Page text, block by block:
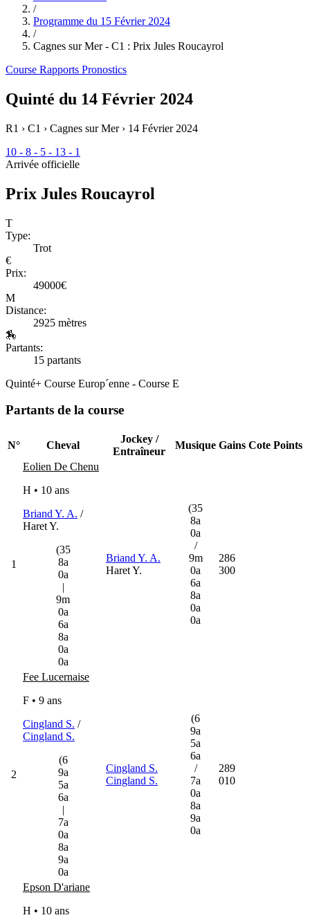
/
Programme du 15 Février 2024
/
Cagnes sur Mer - C1 : Prix Jules Roucayrol
Course Rapports Pronostics
Quinté du 14 Février 2024
R1 › C1 › Cagnes sur Mer › 14 Février 2024
10 - 8 - 5 - 13 - 1
Arrivée officielle
Prix Jules Roucayrol
T
Type:
Trot
€
Prix:
49000€
M
Distance:
2925 mètres
🏇
Partants:
15 partants
Quinté+ Course Europ´enne - Course E
Partants de la course
N° Cheval
Jockey /
Entraîneur
Musique Gains Cote Points
1
Eolien De Chenu
H • 10 ans
Briand Y. A. /
Haret Y.
(35
8a
0a
|
9m
0a
6a
8a
0a
0a
Briand Y. A.
Haret Y.
(35
8a
0a
/
9m
0a
6a
8a
0a
0a
286
300
2
Fee Lucernaise
F • 9 ans
Cingland S. /
Cingland S.
(6
9a
5a
6a
|
7a
0a
8a
9a
0a
Cingland S.
Cingland S.
(6
9a
5a
6a
/
7a
0a
8a
9a
0a
289
010
Epson D'ariane
H • 10 ans